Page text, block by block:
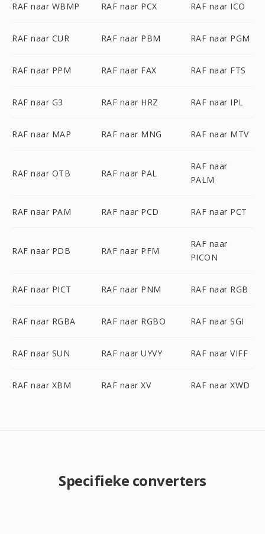
RAF naar WBMP RAF naar PCX RAF naar ICO
RAF naar CUR RAF naar PBM RAF naar PGM
RAF naar PPM RAF naar FAX RAF naar FTS
RAF naar G3 RAF naar HRZ RAF naar IPL
RAF naar MAP RAF naar MNG RAF naar MTV
RAF naar OTB RAF naar PAL
RAF naar
PALM
RAF naar PAM RAF naar PCD RAF naar PCT
RAF naar PDB RAF naar PFM
RAF naar
PICON
RAF naar PICT RAF naar PNM RAF naar RGB
RAF naar RGBA RAF naar RGBO RAF naar SGI
RAF naar SUN RAF naar UYVY RAF naar VIFF
RAF naar XBM RAF naar XV RAF naar XWD
Specifieke converters